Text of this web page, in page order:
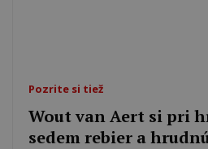
Pozrite si tiež
Wout van Aert si pri
sedem rebier a